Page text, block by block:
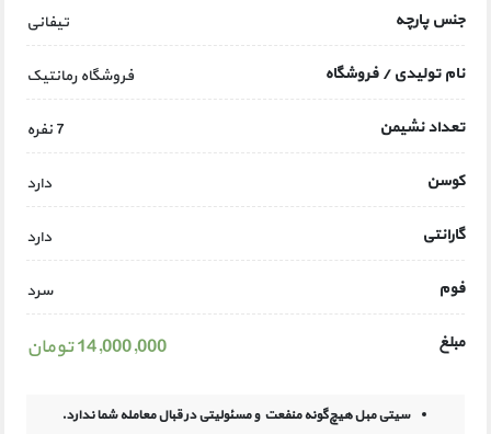
جنس پارچه تیفانی
نام تولیدی / فروشگاه فروشگاه رمانتیک
تعداد نشیمن 7 نفره
کوسن دارد
گارانتی دارد
فوم سرد
مبلغ 14,000,000 تومان
سیتی مبل هیچ‌گونه منفعت و مسئولیتی درقبال معامله شما ندارد.